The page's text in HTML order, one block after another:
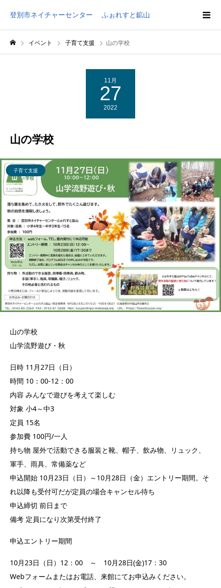
登別市ネイチャーセンター ふぉれすと鉱山
イベント 子育て支援 山の学校
11月
27
2022
山の学校
子育て支援
山の学校
山学流野遊び・秋
日時 11月27日（日）
時間 10：00-12：00
内容 みんなで遊びを考えて楽しむ
対象 小4～中3
定員 15名
参加費 100円/一人
持ち物 屋外で活動できる服装と靴、帽子、飲み物、リュック、
軍手、雨具、常備薬など
申込開始 10月23日（日）～10月28日（金）エントリー期間。そ
れ以降も受付可だが定員の場合キャンセル待ち
申込締切 前日まで
備考 定員になり次第受付終了
申込エントリー期間
10月23日（日）12：00 ～ 10月28日(金)17：30
Webフォームまたはお電話、来館にてお申込みください。